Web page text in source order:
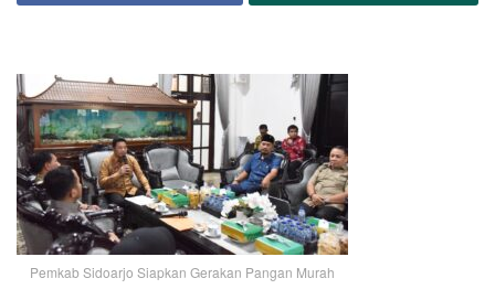
Pemkab Sidoarjo Siapkan Gerakan Pangan Murah